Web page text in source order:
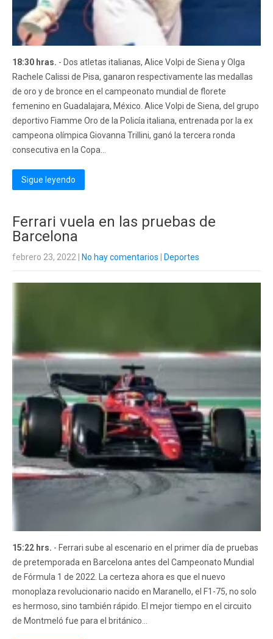
18:30 hras. - Dos atletas italianas, Alice Volpi de Siena y Olga
Rachele Calissi de Pisa, ganaron respectivamente las medallas
de oro y de bronce en el campeonato mundial de florete
femenino en Guadalajara, México. Alice Volpi de Siena, del grupo
deportivo Fiamme Oro de la Policía italiana, entrenada por la ex
campeona olímpica Giovanna Trillini, ganó la tercera ronda
consecutiva en la Copa...
Sigue leyendo
Ferrari vuela en las pruebas de
Barcelona
febrero 23, 2022 No hay comentarios Deportes
15:22 hrs. - Ferrari sube al escenario en el primer día de pruebas
de pretemporada en Barcelona antes del Campeonato Mundial
de Fórmula 1 de 2022. La certeza ahora es que el nuevo
monoplaza revolucionario nacido en Maranello, el F1-75, no solo
es hermoso, sino también rápido. El mejor tiempo en el circuito
de Montmeló fue para el británico...